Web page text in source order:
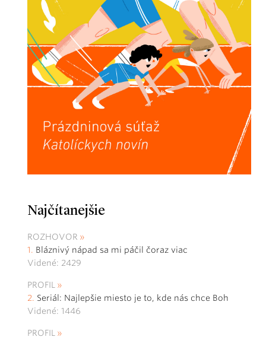
Najčítanejšie
ROZHOVOR
Bláznivý nápad sa mi páčil čoraz viac
Videné: 2429
PROFIL
Seriál: Najlepšie miesto je to, kde nás chce Boh
Videné: 1446
PROFIL